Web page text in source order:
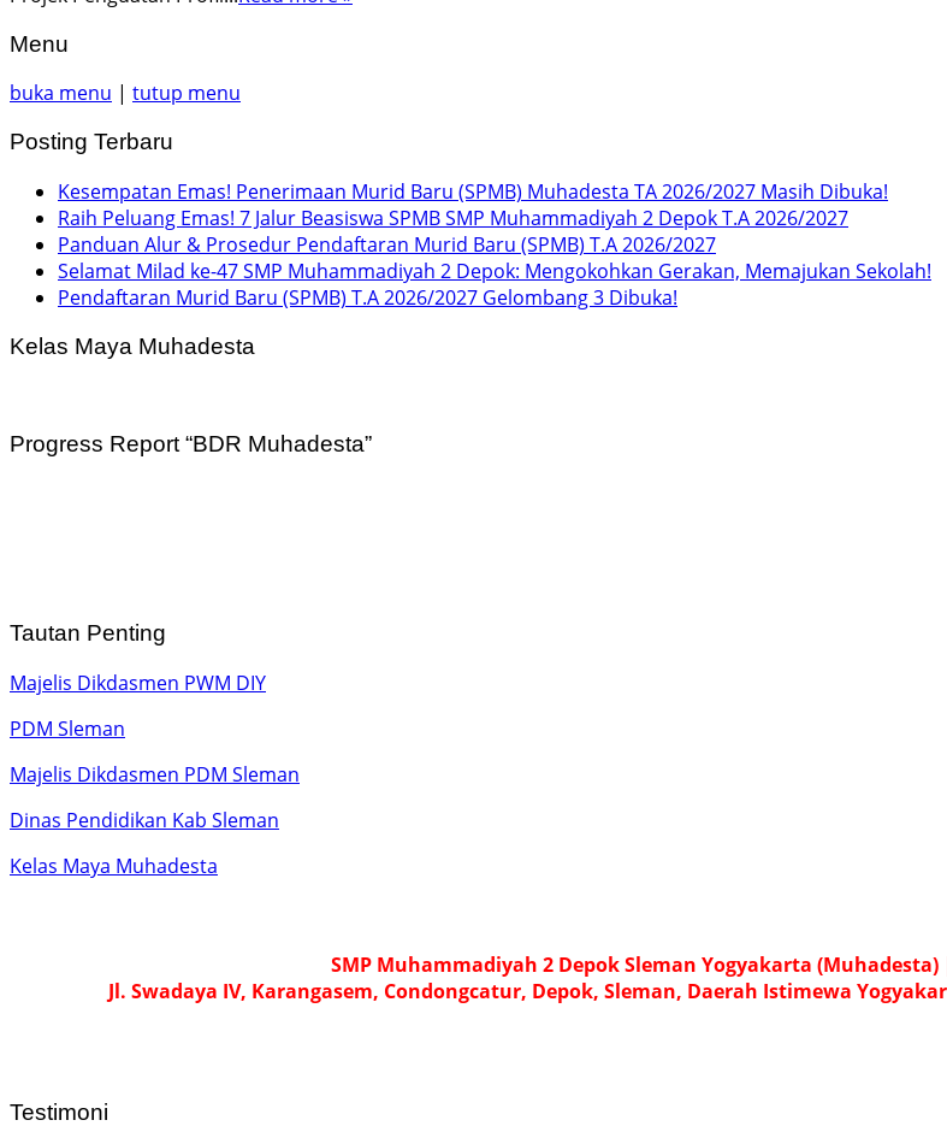
Menu
buka menu | tutup menu
Posting Terbaru
Kesempatan Emas! Penerimaan Murid Baru (SPMB) Muhadesta TA 2026/2027 Masih Dibuka!
Raih Peluang Emas! 7 Jalur Beasiswa SPMB SMP Muhammadiyah 2 Depok T.A 2026/2027
Panduan Alur & Prosedur Pendaftaran Murid Baru (SPMB) T.A 2026/2027
Selamat Milad ke-47 SMP Muhammadiyah 2 Depok: Mengokohkan Gerakan, Memajukan Sekolah!
Pendaftaran Murid Baru (SPMB) T.A 2026/2027 Gelombang 3 Dibuka!
Kelas Maya Muhadesta
Progress Report “BDR Muhadesta”
Tautan Penting
Majelis Dikdasmen PWM DIY
PDM Sleman
Majelis Dikdasmen PDM Sleman
Dinas Pendidikan Kab Sleman
Kelas Maya Muhadesta
SMP Muhammadiyah 2 Depok Sleman Yogyakarta
Jl. Swadaya IV, Karangasem, Condongcatur, Depok, Sleman, Daerah Istimewa
Testimoni